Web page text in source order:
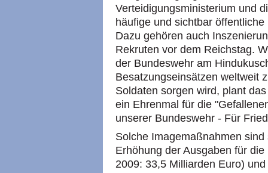
Verteidigungsministerium und
häufige und sichtbar
Dazu gehören auch
Rekruten vor dem Reichstag.
der Bundeswehr am
Besatzungseinsätzen weltweit
Soldaten sorgen wird, plant
ein Ehrenmal für die
unserer Bundeswehr - Für
Solche Imagemaßnahmen
Erhöhung der Ausgaben für
2009: 33,5 Milliarden Euro)